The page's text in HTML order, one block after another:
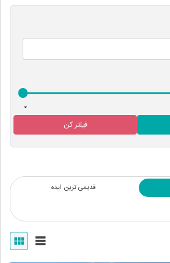
فیلتر کن
قدیمی ترین ایده